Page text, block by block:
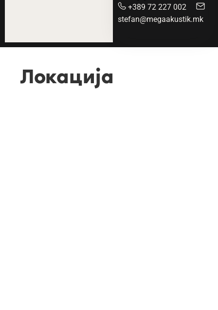
+389 72 227 002
stefan@megaakustik.mk
Локација